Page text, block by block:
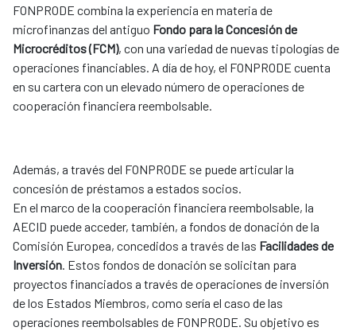
FONPRODE combina la experiencia en materia de
microfinanzas del antiguo Fondo para la Concesión de
Microcréditos (FCM), con una variedad de nuevas tipologías de
operaciones financiables. A día de hoy, el FONPRODE cuenta
en su cartera con un elevado número de operaciones de
cooperación financiera reembolsable.
Además, a través del FONPRODE se puede articular la
concesión de préstamos a estados socios.
En el marco de la cooperación financiera reembolsable, la
AECID puede acceder, también, a fondos de donación de la
Comisión Europea, concedidos a través de las Facilidades de
Inversión. Estos fondos de donación se solicitan para
proyectos financiados a través de operaciones de inversión
de los Estados Miembros, como sería el caso de las
operaciones reembolsables de FONPRODE. Su objetivo es